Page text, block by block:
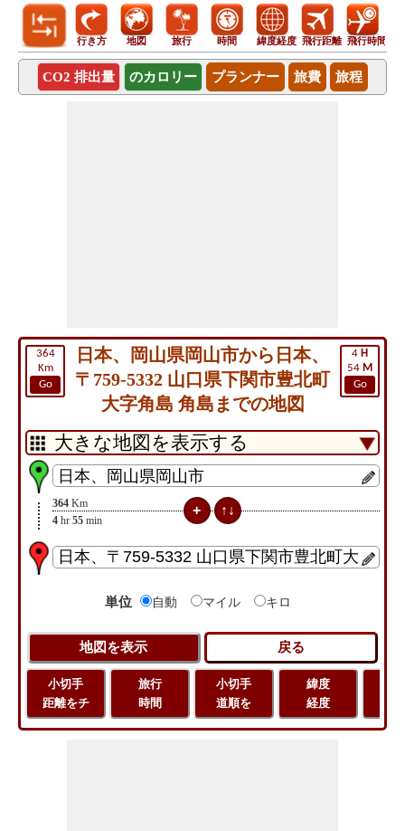
行き方 地図 旅行 時間 緯度経度 飛行距離 飛行時間
CO2 排出量 のカロリー プランナー 旅費 旅程
364
Km
Go
4 H
54 M
Go
日本、岡山県岡山市から日本、
〒759-5332 山口県下関市豊北町
大字角島 角島までの地図
364 Km
4 hr 55 min
単位 自動 マイル キロ
小切手
距離をチ
旅行
時間
小切手
道順を
緯度
経度